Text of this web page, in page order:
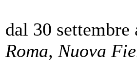
dal 30
Roma, Nuova